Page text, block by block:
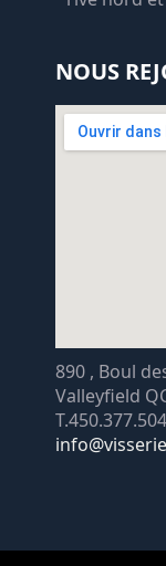
NOUS
890 , Boul
Valleyfield